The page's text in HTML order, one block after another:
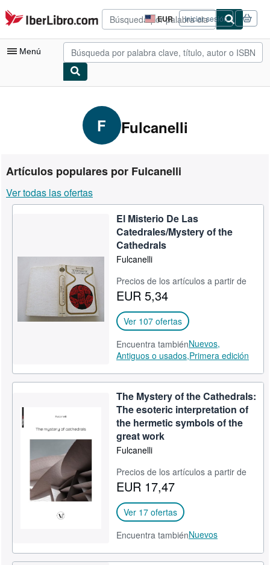
Pasar al contenido principal
IberLibro.com EUR
Preferencias
de
compra
del
Iniciar sesión
Menú
Consultar mis pedidos
Búsqueda avanzada
Libros antiguos
Arte y coleccionismo
Ayuda
CERRAR
F Fulcanelli
Artículos populares por Fulcanelli
Ver todas las ofertas
El Misterio De Las
Catedrales/Mystery of the
Cathedrals
Fulcanelli
Precios de los artículos a partir de
EUR 5,34
Ver 107 ofertas
Encuentra tambiénNuevos,
Antiguos o usados,Primera edición
The Mystery of the Cathedrals:
The esoteric interpretation of
the hermetic symbols of the
great work
Fulcanelli
Precios de los artículos a partir de
EUR 17,47
Ver 17 ofertas
Encuentra tambiénNuevos